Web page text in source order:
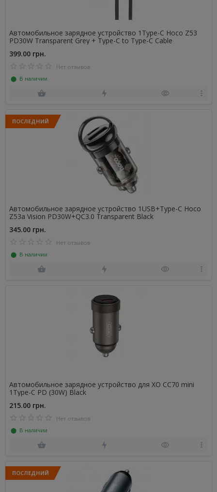
Автомобильное зарядное устройство 1Type-C Hoco Z53
PD30W Transparent Grey + Type-C to Type-C Cable
399.00 грн.
Нет отзывов
⬤ В наличии
ПОСЛЕДНИЙ
Автомобильное зарядное устройство 1USB+Type-C Hoco
Z53a Vision PD30W+QC3.0 Transparent Black
345.00 грн.
Нет отзывов
⬤ В наличии
Автомобильное зарядное устройство для XO CC70 mini
1Type-C PD (30W) Black
215.00 грн.
Нет отзывов
⬤ В наличии
ПОСЛЕДНИЙ